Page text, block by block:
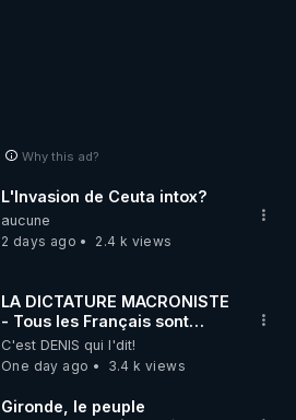
Why this ad?
L'Invasion de Ceuta intox?
aucune
2 days ago
2.4 k views
LA DICTATURE MACRONISTE
- Tous les Français sont
désormais menacés !
C'est DENIS qui l'dit!
One day ago
3.4 k views
Gironde, le peuple